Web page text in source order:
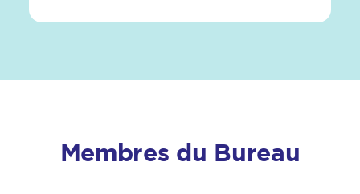
Membres du Bureau